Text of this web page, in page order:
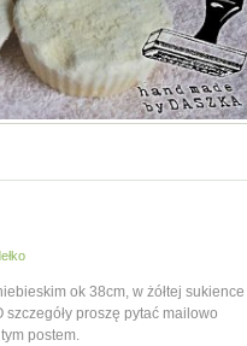
ok 38cm, w żółtej
proszę pytać mailowo
postem.